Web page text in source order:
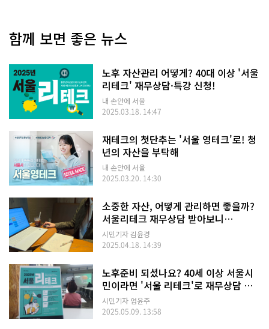
함께 보면 좋은 뉴스
노후 자산관리 어떻게? 40대 이상 '서울
리테크' 재무상담·특강 신청!
내 손안에 서울
2025.03.18. 14:47
재테크의 첫단추는 '서울 영테크'로! 청
년의 자산을 부탁해
내 손안에 서울
2025.03.20. 14:30
소중한 자산, 어떻게 관리하면 좋을까?
서울리테크 재무상담 받아보니…
시민기자 김윤경
2025.04.18. 14:39
노후준비 되셨나요? 40세 이상 서울시
민이라면 '서울 리테크'로 재무상담 받
자!
시민기자 엄윤주
2025.05.09. 13:58